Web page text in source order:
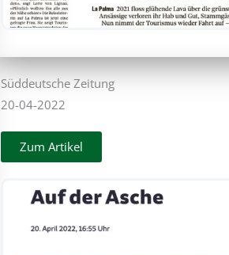
Süddeutsche Zeitung
20-04-2022
Zum Artikel